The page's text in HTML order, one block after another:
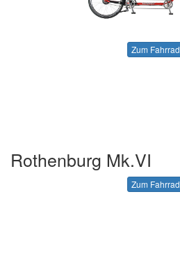
Zum Fahrrad
Rothenburg Mk.VI
Zum Fahrrad